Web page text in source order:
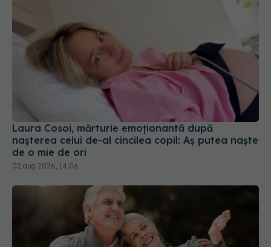
Laura Cosoi, mărturie emoționantă după
nașterea celui de-al cincilea copil: Aș putea naște
de o mie de ori
02 aug 2026, 14:06